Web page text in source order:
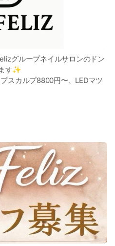
グループネイルサロンのドン
す✨
スカルプ8800円〜、LEDマツ